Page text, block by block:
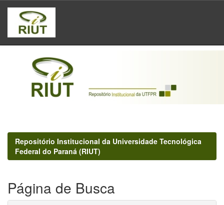
Skip
navigation
Repositório Institucional da Universidade Tecnológica
Federal do Paraná (RIUT)
Página de Busca